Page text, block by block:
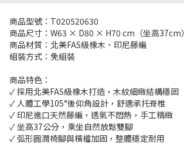
商品型號：T020520630
商品尺寸：W63 × D80 × H70 cm（坐高37cm）
商品材質：北美FAS級橡木、印尼藤編
組裝方式：免組裝
商品特色：
✓ 採用北美FAS級橡木打造，木紋細緻結構穩固
✓ 人體工學105°後仰角設計，舒適承托脊椎
✓ 印尼進口天然藤編，透氣不悶熱，手工精緻
✓ 坐高37公分，乘坐自然放鬆雙腳
✓ 弧形圓潤椅腳與橫檔加固，整體穩定耐用